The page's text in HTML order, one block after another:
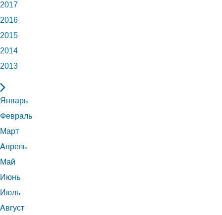
2017
2016
2015
2014
2013
Январь
Февраль
Март
Апрель
Май
Июнь
Июль
Август